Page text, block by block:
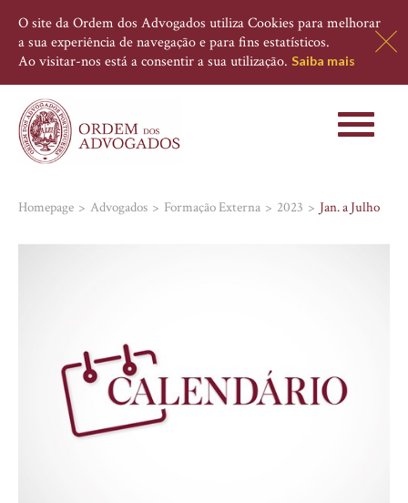
O site da Ordem dos Advogados utiliza Cookies para melhorar
a sua experiência de navegação e para fins estatísticos.
Ao visitar-nos está a consentir a sua utilização. Saiba mais
Toggle
Homepage Advogados Formação Externa 2023 Jan. a Julho